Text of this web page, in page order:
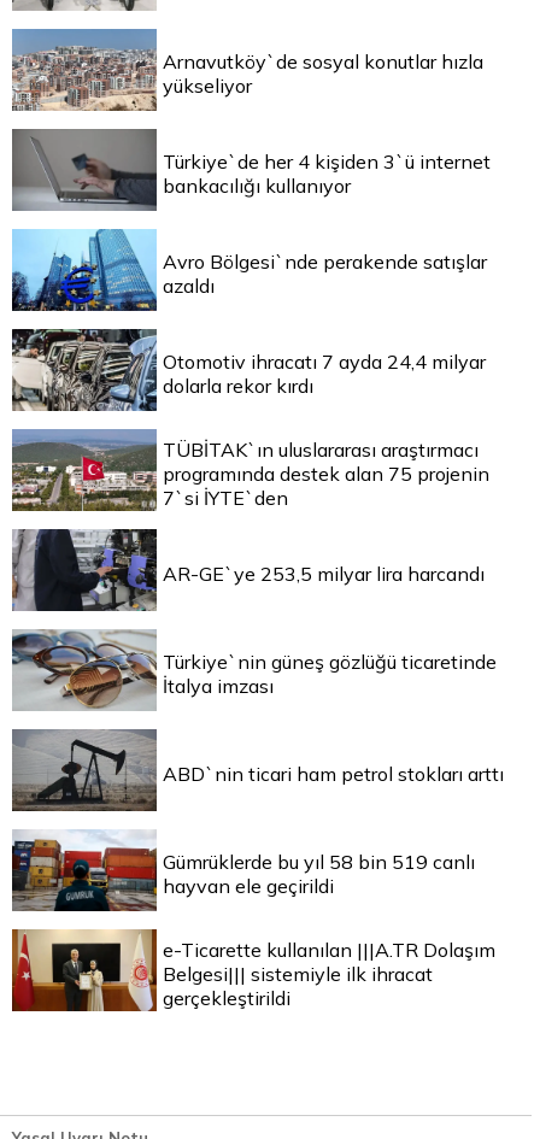
Arnavutköy`de sosyal konutlar hızla
yükseliyor
Türkiye`de her 4 kişiden 3`ü internet
bankacılığı kullanıyor
Avro Bölgesi`nde perakende satışlar
azaldı
Otomotiv ihracatı 7 ayda 24,4 milyar
dolarla rekor kırdı
TÜBİTAK`ın uluslararası araştırmacı
programında destek alan 75 projenin
7`si İYTE`den
AR-GE`ye 253,5 milyar lira harcandı
Türkiye`nin güneş gözlüğü ticaretinde
İtalya imzası
ABD`nin ticari ham petrol stokları arttı
Gümrüklerde bu yıl 58 bin 519 canlı
hayvan ele geçirildi
e-Ticarette kullanılan |||A.TR Dolaşım
Belgesi||| sistemiyle ilk ihracat
gerçekleştirildi